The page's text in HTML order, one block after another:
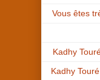
Vous êtes
Kadhy
Kadhy